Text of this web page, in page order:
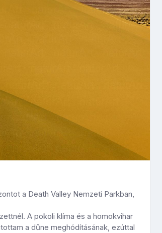
a Death Valley Nemzeti Parkban,
A pokoli klíma és a homokvihar
a dűne meghódításának, ezúttal